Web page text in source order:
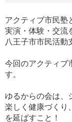
アクティブ市民塾
実演・体験・交流
八王子市市民活動
今回のアクティブ
す。
ゆるからの会は、
楽しく健康づくり
を延ばすこと！